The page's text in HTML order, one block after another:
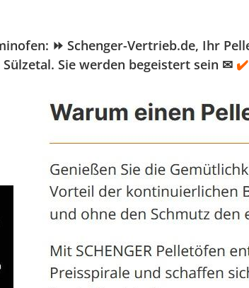
⏩ Schenger-Vertrieb.de, Ihr
Sie werden begeistert sein ✉